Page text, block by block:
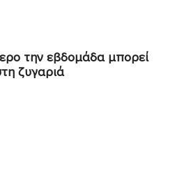
την εβδομάδα μπορεί
ζυγαριά